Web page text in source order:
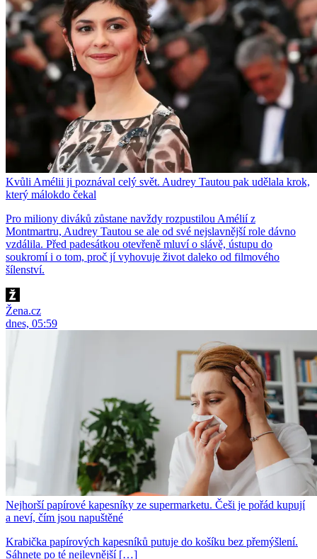
Kvůli Amélii ji poznával celý svět. Audrey Tautou pak udělala krok,
který málokdo čekal
Pro miliony diváků zůstane navždy rozpustilou Amélií z
Montmartru, Audrey Tautou se ale od své nejslavnější role dávno
vzdálila. Před padesátkou otevřeně mluví o slávě, ústupu do
soukromí i o tom, proč jí vyhovuje život daleko od filmového
šílenství.
Žena.cz
dnes, 05:59
Nejhorší papírové kapesníky ze supermarketu. Češi je pořád kupují
a neví, čím jsou napuštěné
Krabička papírových kapesníků putuje do košíku bez přemýšlení.
Sáhnete po té nejlevnější […]